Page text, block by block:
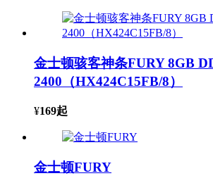
金士顿骇客神条FURY 8GB
2400（HX424C15FB/8）
¥169起
金士顿FURY